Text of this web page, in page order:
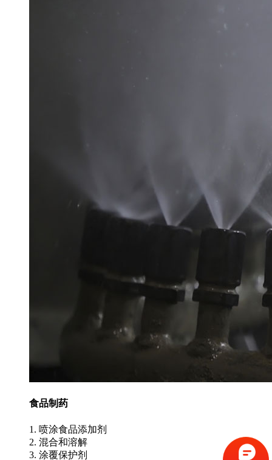
食品制药
1. 喷涂食品添加剂
2. 混合和溶解
3. 涂覆保护剂